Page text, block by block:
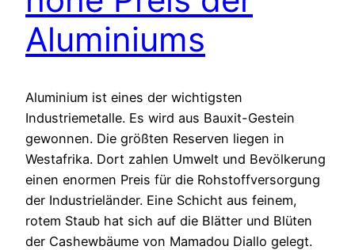
Aluminiums
Aluminium ist eines der wichtigsten
Industriemetalle. Es wird aus Bauxit-Gestein
gewonnen. Die größten Reserven liegen in
Westafrika. Dort zahlen Umwelt und Bevölkerung
einen enormen Preis für die Rohstoffversorgung
der Industrieländer. Eine Schicht aus feinem,
rotem Staub hat sich auf die Blätter und Blüten
der Cashewbäume von Mamadou Diallo gelegt.